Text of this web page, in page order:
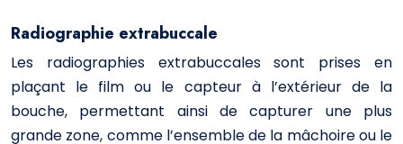
Radiographie extrabuccale
Les radiographies extrabuccales sont prises en
plaçant le film ou le capteur à l’extérieur de la
bouche, permettant ainsi de capturer une plus
grande zone, comme l’ensemble de la mâchoire ou le